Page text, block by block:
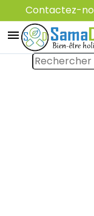
Contactez-
